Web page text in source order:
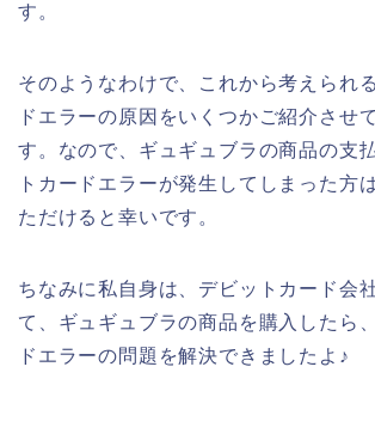
す。
そのようなわけで、これから考えられ
ドエラーの原因をいくつかご紹介させ
す。なので、ギュギュブラの商品の支
トカードエラーが発生してしまった方
ただけると幸いです。
ちなみに私自身は、デビットカード会
て、ギュギュブラの商品を購入したら
ドエラーの問題を解決できましたよ♪